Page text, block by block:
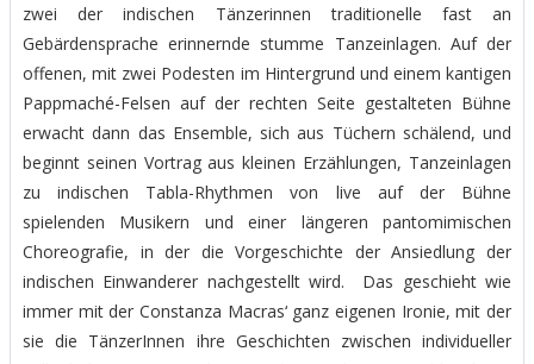
zwei der indischen Tänzerinnen traditionelle fast an
Gebärdensprache erinnernde stumme Tanzeinlagen. Auf der
offenen, mit zwei Podesten im Hintergrund und einem kantigen
Pappmaché-Felsen auf der rechten Seite gestalteten Bühne
erwacht dann das Ensemble, sich aus Tüchern schälend, und
beginnt seinen Vortrag aus kleinen Erzählungen, Tanzeinlagen
zu indischen Tabla-Rhythmen von live auf der Bühne
spielenden Musikern und einer längeren pantomimischen
Choreografie, in der die Vorgeschichte der Ansiedlung der
indischen Einwanderer nachgestellt wird. Das geschieht wie
immer mit der Constanza Macras‘ ganz eigenen Ironie, mit der
sie die TänzerInnen ihre Geschichten zwischen individueller